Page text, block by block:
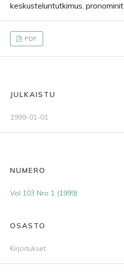
keskusteluntutkimus, pronominit
PDF
JULKAISTU
1999-01-01
NUMERO
Vol 103 Nro 1 (1999)
OSASTO
Kirjoitukset